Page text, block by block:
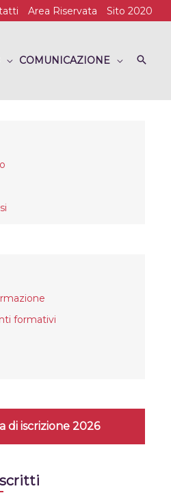
Area Riservata Sito 2020
COMUNICAZIONE
formativi
di iscrizione 2026